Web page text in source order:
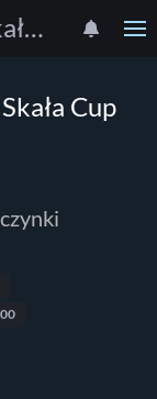
Małopolska Liga Jiu-Jitsu, Skała Cup
Cup